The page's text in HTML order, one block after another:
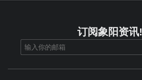
订阅象阳资讯!